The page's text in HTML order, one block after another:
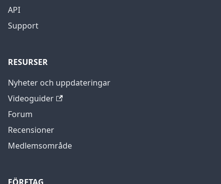
API
Support
RESURSER
Nyheter och uppdateringar
Videoguider
Forum
Recensioner
Medlemsområde